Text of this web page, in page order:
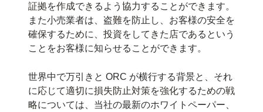
証拠を作成できるよう協力することができます。
また小売業者は、盗難を防止し、お客様の安全を
確保するために、投資をしてきた店であるという
ことをお客様に知らせることができます。
世界中で万引きと ORC が横行する背景と、それ
に応じて適切に損失防止対策を強化するための戦
略については、当社の最新のホワイトペーパー、